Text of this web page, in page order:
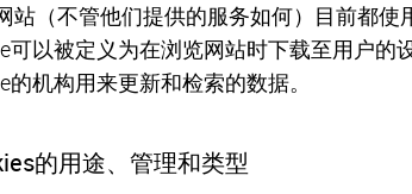
站（不管他们提供的服务如何）目前都
可以被定义为在浏览网站时下载至用户
的机构用来更新和检索的数据。
的用途、管理和类型